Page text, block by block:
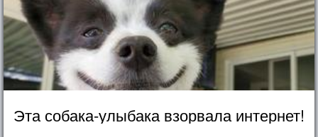
Эта собака-улыбака взорвала интернет!